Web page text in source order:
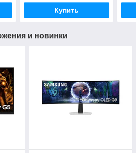
Купить
и новинки